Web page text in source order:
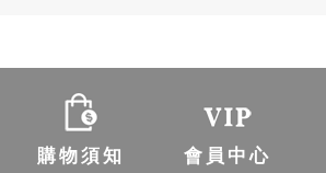
購物須知 會員中心